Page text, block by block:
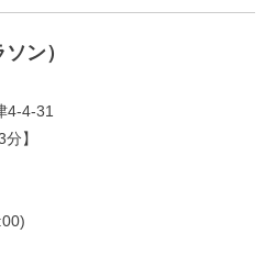
ン）
4-4-31
】